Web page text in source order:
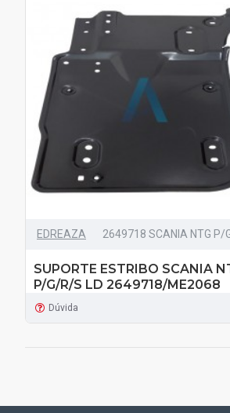
EDREAZA 2649718 SCANIA NTG P/
SUPORTE ESTRIBO SCANIA
P/G/R/S LD 2649718/ME2068
Dúvida